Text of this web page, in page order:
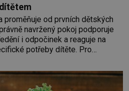
od prvních dětských
navržený pokoj podporuje
i odpočinek a reaguje na
potřeby dítěte. Pro
především klidně a útulně.